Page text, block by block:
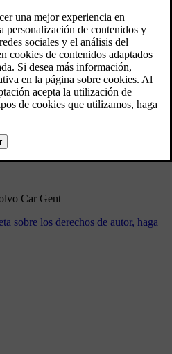
Production at
Car Gent
sobre los derechos de autor, haga